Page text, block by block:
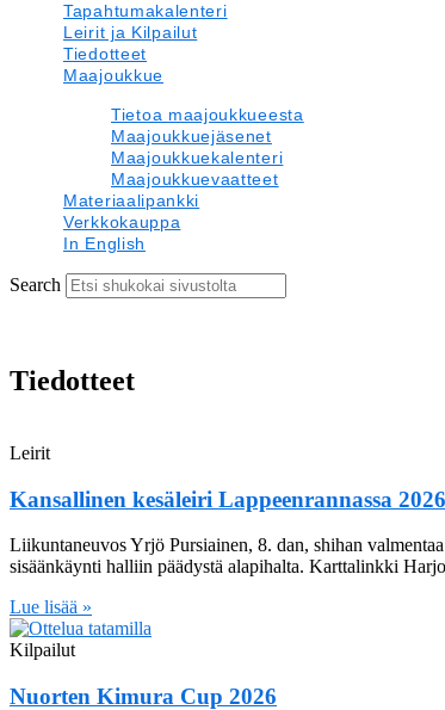
Tapahtumakalenteri
Leirit ja Kilpailut
Tiedotteet
Maajoukkue
Tietoa maajoukkueesta
Maajoukkuejäsenet
Maajoukkuekalenteri
Maajoukkuevaatteet
Materiaalipankki
Verkkokauppa
In English
Search
Tiedotteet
Leirit
Kansallinen kesäleiri Lappeenrannassa 2026
Liikuntaneuvos Yrjö Pursiainen, 8. dan, shihan
sisäänkäynti halliin päädystä alapihalta. Karttalinkki
Lue lisää »
Kilpailut
Nuorten Kimura Cup 2026